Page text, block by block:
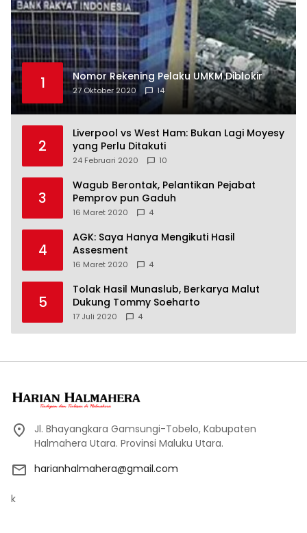
1 Nomor Rekening Pelaku UMKM Diblokir
27 Oktober 2020 14
2
Liverpool vs West Ham: Bukan Lagi Moyesy
yang Perlu Ditakuti
24 Februari 2020 10
3
Wagub Berontak, Pelantikan Pejabat
Pemprov pun Gaduh
16 Maret 2020 4
4
AGK: Saya Hanya Mengikuti Hasil
Assesment
16 Maret 2020 4
5
Tolak Hasil Munaslub, Berkarya Malut
Dukung Tommy Soeharto
17 Juli 2020 4
Jl. Bhayangkara Gamsungi-Tobelo, Kabupaten
Halmahera Utara. Provinsi Maluku Utara.
harianhalmahera@gmail.com
k